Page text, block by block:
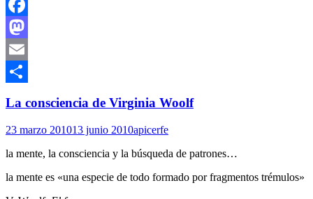
Facebook
Mastodon
Email
La consciencia de Virginia Woolf
23 marzo 201013 junio 2010apicerfe
la mente, la consciencia y la búsqueda de patrones…
la mente es «una especie de todo formado por fragmentos trémulos»